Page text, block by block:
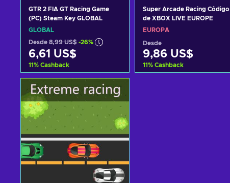
GTR 2 FIA GT Racing Game
(PC) Steam Key GLOBAL
GLOBAL
Desde 8,99 US$ -26%
6,61 US$
11% Cashback
Añadir al carrito
Ver ofertas
Super Arcade Racing Código
de XBOX LIVE EUROPE
EUROPA
Desde
9,86 US$
11% Cashback